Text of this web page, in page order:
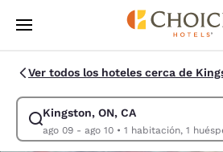
Saltar A Contenido Principal
Ver todos los hoteles cerca de
Kingston, ON, CA
ago 09 - ago 10• 1 habitación, 1
Modificar búsqueda para Kingston, ON,